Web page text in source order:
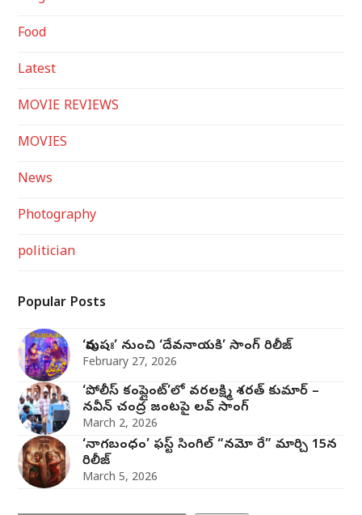
Food
Latest
MOVIE REVIEWS
MOVIES
News
Photography
politician
Popular Posts
‘పురుషః’ నుంచి ‘దేవనాయకి’ సాంగ్‌ రిలీజ్‌
February 27, 2026
‘పోలీస్ కంప్లైంట్’లో వరలక్ష్మి శరత్ కుమార్ –
నవీన్ చంద్ర జంట‌పై ల‌వ్ సాంగ్
March 2, 2026
‘నాగబంధం’ ఫస్ట్ సింగిల్ “నమో రే” మార్చి 15న
రిలీజ్
March 5, 2026